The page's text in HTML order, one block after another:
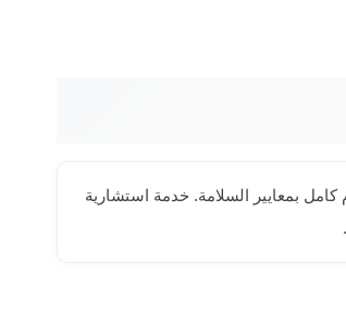
كامل بمعايير السلامة. خدمة استشارية